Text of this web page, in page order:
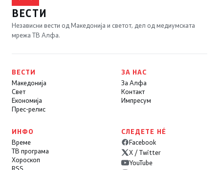
ВЕСТИ
Независни вести од Македонија и светот, дел од медиумската
мрежа ТВ Алфа.
ВЕСТИ
Македонија
Свет
Економија
Прес-релис
ЗА НАС
За Алфа
Контакт
Импресум
ИНФО
Време
ТВ програма
Хороскоп
СЛЕДЕТЕ НÉ
Facebook
X / Twitter
YouTube